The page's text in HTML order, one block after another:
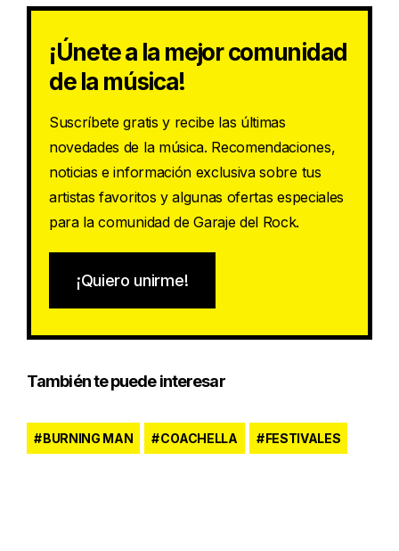
¡Únete a la mejor comunidad
de la música!
Suscríbete gratis y recibe las últimas
novedades de la música. Recomendaciones,
noticias e información exclusiva sobre tus
artistas favoritos y algunas ofertas especiales
para la comunidad de Garaje del Rock.
¡Quiero unirme!
También te puede interesar
BURNING MAN COACHELLA FESTIVALES